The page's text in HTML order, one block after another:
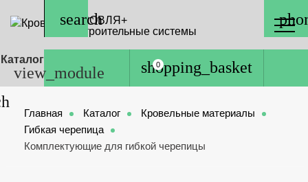
КРОВЛЯ+
Строительные системы
0
Главная Каталог
Кровельные материалы
Гибкая черепица
Комплектующие для гибкой черепицы
Каталог